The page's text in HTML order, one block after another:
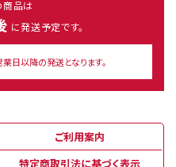
商品は
に発送予定です。
日以降の発送となります。
ご利用案内
特定商取引法に基づく表示